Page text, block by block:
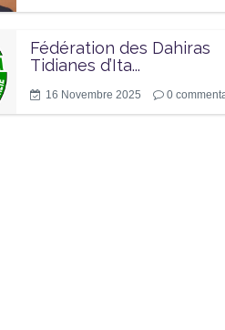
Fédération des Dahiras
Tidianes d’Ita...
16 Novembre 2025 0